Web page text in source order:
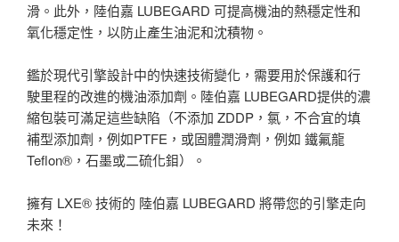
滑。此外，陸伯嘉 LUBEGARD 可提高機油的熱穩定性和
氧化穩定性，以防止產生油泥和沈積物。
鑑於現代引擎設計中的快速技術變化，需要用於保護和行
駛里程的改進的機油添加劑。陸伯嘉 LUBEGARD提供的濃
縮包裝可滿足這些缺陷（不添加 ZDDP，氯，不合宜的填
補型添加劑，例如PTFE，或固體潤滑劑，例如 鐵氟龍
Teflon®，石墨或二硫化鉬）。
擁有 LXE® 技術的 陸伯嘉 LUBEGARD 將帶您的引擎走向
未來！